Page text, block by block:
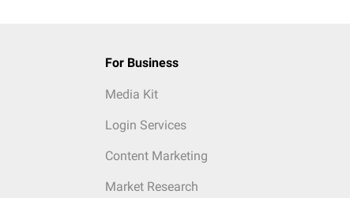
For Business
Media Kit
Login Services
Content Marketing
Market Research